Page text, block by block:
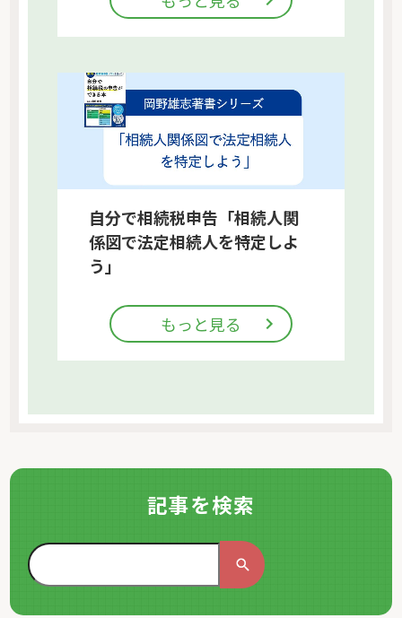
自分で相続税申告「相続人関
係図で法定相続人を特定しよ
う」
もっと見る
記事を検索